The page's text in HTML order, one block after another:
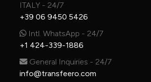
ITALY - 24/7
+39 06 9450 5426
Intl. WhatsApp - 24/7
+1 424-339-1886
General Inquiries - 24/7
info@transfeero.com